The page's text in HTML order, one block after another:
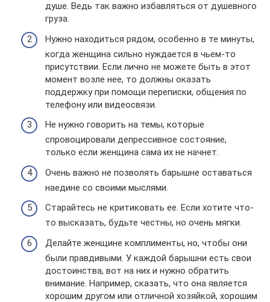
душе. Ведь так важно избавляться от душевного
груза.
Нужно находиться рядом, особенно в те минуты,
когда женщина сильно нуждается в чьем-то
присутствии. Если лично не можете быть в этот
момент возле нее, то должны оказать
поддержку при помощи переписки, общения по
телефону или видеосвязи.
Не нужно говорить на темы, которые
спровоцировали депрессивное состояние,
только если женщина сама их не начнет.
Очень важно не позволять барышне оставаться
наедине со своими мыслями.
Старайтесь не критиковать ее. Если хотите что-
то высказать, будьте честны, но очень мягки.
Делайте женщине комплименты, но, чтобы они
были правдивыми. У каждой барышни есть свои
достоинства, вот на них и нужно обратить
внимание. Например, сказать, что она является
хорошим другом или отличной хозяйкой, хорошим